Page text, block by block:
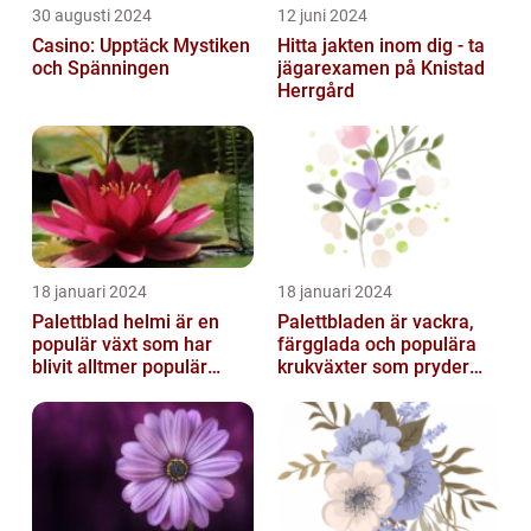
30 augusti 2024
Casino: Upptäck Mystiken
och Spänningen
12 juni 2024
Hitta jakten inom dig - ta
jägarexamen på Knistad
Herrgård
18 januari 2024
Palettblad helmi är en
populär växt som har
blivit alltmer populär
trädgårdsentusiaster
18 januari 2024
Palettbladen är vackra,
färgglada och populära
krukväxter som pryder
trädgårdar runt o...